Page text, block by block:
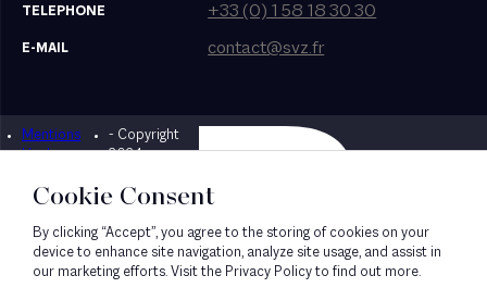
TELEPHONE +33 (0) 1 58 18 30 30
E-MAIL contact@svz.fr
Mentions
légales
- Copyright
2024
Designed by Bonhomme
Cookie Consent
By clicking “Accept”, you agree to the storing of cookies on your
device to enhance site navigation, analyze site usage, and assist in
our marketing efforts. Visit the Privacy Policy to find out more.